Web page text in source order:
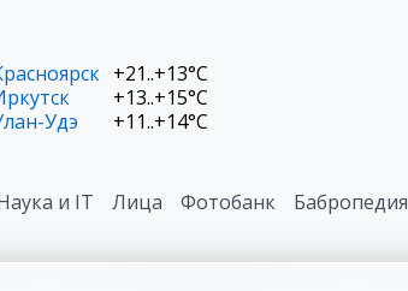
+21..+13°C
+13..+15°C
Удэ
+11..+14°C
и IT Лица Фотобанк Бабропедия